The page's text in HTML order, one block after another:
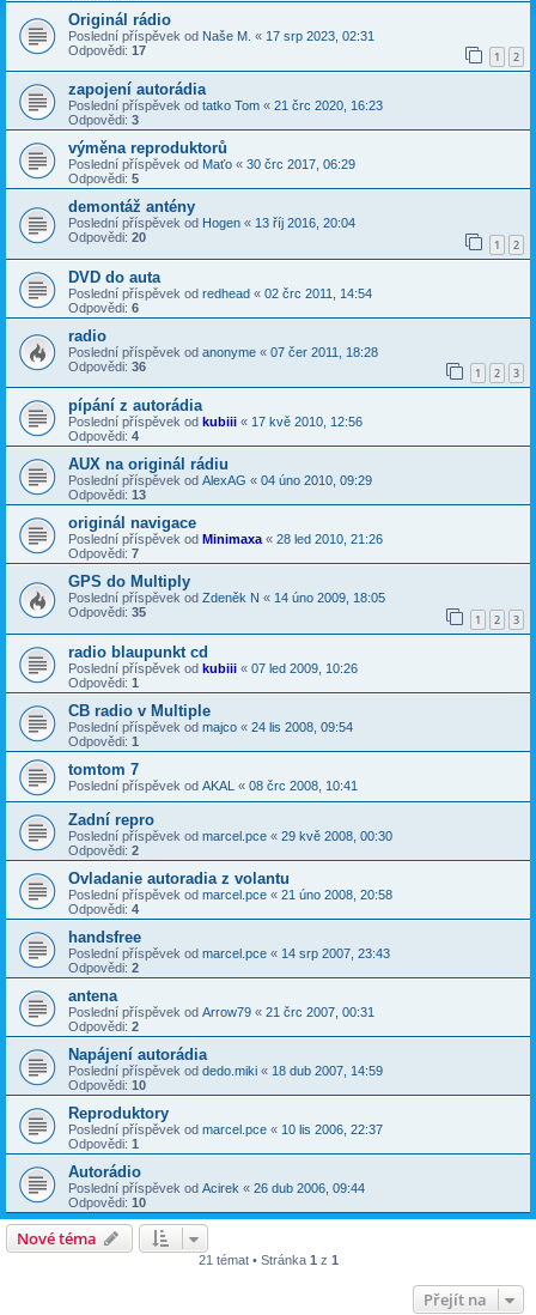
Originál rádio
Poslední příspěvek od Naše M. « 17 srp 2023, 02:31
Odpovědi: 17 1 2
zapojení autorádia
Poslední příspěvek od tatko Tom « 21 črc 2020, 16:23
Odpovědi: 3
výměna reproduktorů
Poslední příspěvek od Maťo « 30 črc 2017, 06:29
Odpovědi: 5
demontáž antény
Poslední příspěvek od Hogen « 13 říj 2016, 20:04
Odpovědi: 20 1 2
DVD do auta
Poslední příspěvek od redhead « 02 črc 2011, 14:54
Odpovědi: 6
radio
Poslední příspěvek od anonyme « 07 čer 2011, 18:28
Odpovědi: 36 1 2 3
pípání z autorádia
Poslední příspěvek od kubiii « 17 kvě 2010, 12:56
Odpovědi: 4
AUX na originál rádiu
Poslední příspěvek od AlexAG « 04 úno 2010, 09:29
Odpovědi: 13
originál navigace
Poslední příspěvek od Minimaxa« 28 led 2010, 21:26
Odpovědi: 7
GPS do Multiply
Poslední příspěvek od Zdeněk N « 14 úno 2009, 18:05
Odpovědi: 35 1 2 3
radio blaupunkt cd
Poslední příspěvek od kubiii « 07 led 2009, 10:26
Odpovědi: 1
CB radio v Multiple
Poslední příspěvek od majco « 24 lis 2008, 09:54
Odpovědi: 1
tomtom 7
Poslední příspěvek od AKAL « 08 črc 2008, 10:41
Zadní repro
Poslední příspěvek od marcel.pce « 29 kvě 2008, 00:30
Odpovědi: 2
Ovladanie autoradia z volantu
Poslední příspěvek od marcel.pce « 21 úno 2008, 20:58
Odpovědi: 4
handsfree
Poslední příspěvek od marcel.pce « 14 srp 2007, 23:43
Odpovědi: 2
antena
Poslední příspěvek od Arrow79 « 21 črc 2007, 00:31
Odpovědi: 2
Napájení autorádia
Poslední příspěvek od dedo.miki « 18 dub 2007, 14:59
Odpovědi: 10
Reproduktory
Poslední příspěvek od marcel.pce « 10 lis 2006, 22:37
Odpovědi: 1
Autorádio
Poslední příspěvek od Acirek « 26 dub 2006, 09:44
Odpovědi: 10
Nové téma
21 témat • Stránka 1 z 1
Přejít na